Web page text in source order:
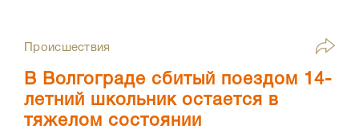
Происшествия
В Волгограде сбитый поездом 14-
летний школьник остается в
тяжелом состоянии